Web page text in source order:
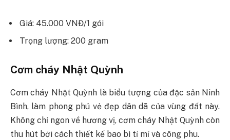
Giá: 45.000 VNĐ/1 gói
Trọng lượng: 200 gram
Cơm cháy Nhật Quỳnh
Cơm cháy Nhật Quỳnh là biểu tượng của đặc sản Ninh
Bình, làm phong phú vẻ đẹp dân dã của vùng đất này.
Không chỉ ngon về hương vị, cơm cháy Nhật Quỳnh còn
thu hút bởi cách thiết kế bao bì tỉ mỉ và công phu.